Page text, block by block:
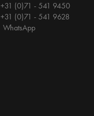
+31 (0)71 - 541 9450
+31 (0)71 - 541 9628
WhatsApp